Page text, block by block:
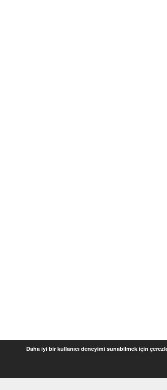
ÜRÜN KATEGORILERI
Daha iyi bir kullanıcı deneyimi sunabilmek için